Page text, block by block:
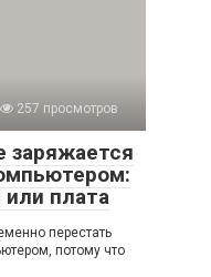
257 просмотров
заряжается
плата
перестать
потому что